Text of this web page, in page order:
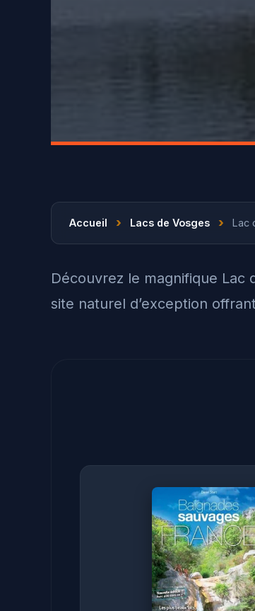
Accueil › Lacs de Vosges › Lac
Découvrez le magnifique
site naturel d’exception